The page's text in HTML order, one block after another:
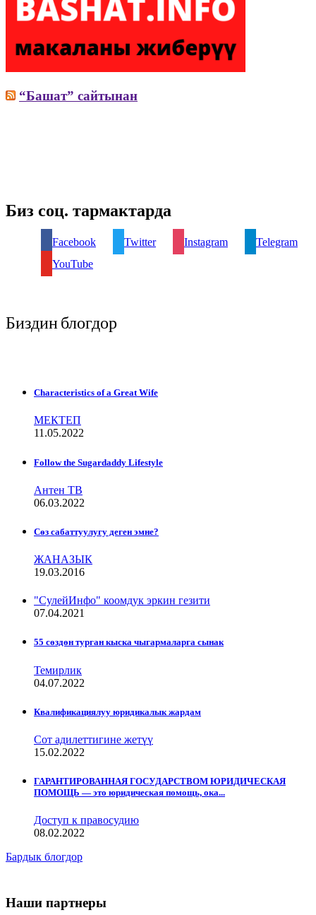
“Башат” сайтынан
Биз соц. тармактарда
Facebook Twitter Instagram
Telegram
YouTube
Биздин блогдор
Characteristics of a Great Wife
МЕКТЕП
11.05.2022
Follow the Sugardaddy Lifestyle
Антен ТВ
06.03.2022
Сѳз сабаттуулугу деген эмне?
ЖАНАЗЫК
19.03.2016
"СулейИнфо" коомдук эркин гезити
07.04.2021
55 сөздөн турган кыска чыгармаларга сынак
Темирлик
04.07.2022
Квалификациялуу юридикалык жардам
Сот адилеттигине жетүү
15.02.2022
ГАРАНТИРОВАННАЯ ГОСУДАРСТВОМ ЮРИДИЧЕСКАЯ
ПОМОЩЬ — это юридическая помощь, ока...
Доступ к правосудию
08.02.2022
Бардык блогдор
Наши партнеры